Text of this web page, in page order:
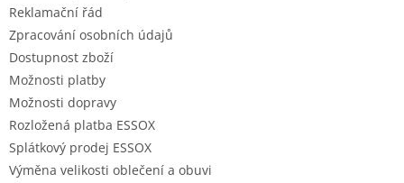
Reklamační řád
Zpracování osobních údajů
Dostupnost zboží
Možnosti platby
Možnosti dopravy
Rozložená platba ESSOX
Splátkový prodej ESSOX
Výměna velikosti oblečení a obuvi